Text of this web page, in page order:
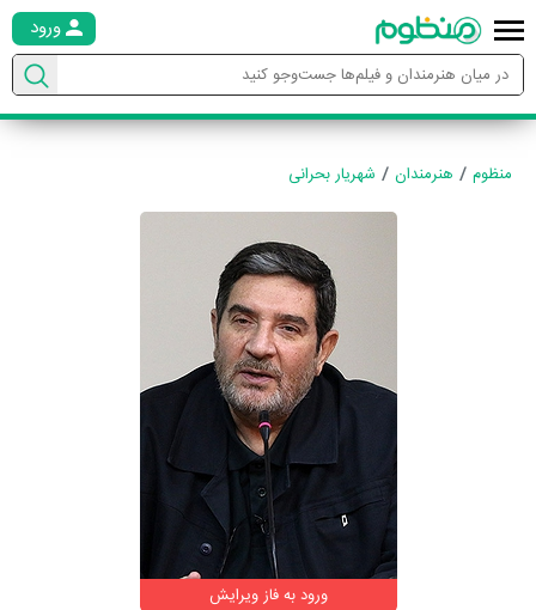
ورود
منظوم هنرمندان شهریار بحرانی
ورود به فاز ویرایش